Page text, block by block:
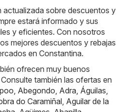
actualizada sobre descuentos y
estará informado y sus
y eficientes. Con nosotros
mejores descuentos y rebajas
en Constantina.
ofrecen muy buenos
también las ofertas en
Abegondo Adra Águilas
do Caramiñal Aguilar de la